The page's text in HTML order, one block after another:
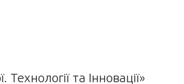
та Інновації»